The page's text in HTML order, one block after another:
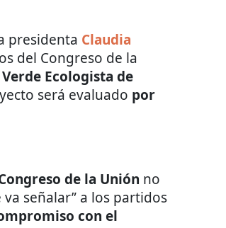
presidenta Claudia
del Congreso de la
Ecologista de
será evaluado por
de la Unión no
señalar” a los partidos
con el